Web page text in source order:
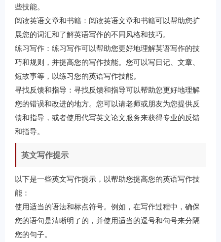
些技能。
阅读英语文章和书籍：阅读英语文章和书籍可以帮助您扩
展您的词汇和了解英语写作的不同风格和技巧。
练习写作：练习写作可以帮助您更好地理解英语写作的技
巧和规则，并提高您的写作技能。您可以写日记、文章、
短故事等，以练习您的英语写作技能。
寻找反馈和指导：寻找反馈和指导可以帮助您更好地理解
您的错误和改进的地方。您可以请老师或朋友为您提供反
馈和指导，或者使用代写英文论文服务来获得专业的反馈
和指导。
英文写作提示
以下是一些英文写作提示，以帮助您提高您的英语写作技
能：
使用适当的语法和标点符号。例如，在写作过程中，确保
您的语句是清晰明了的，并使用适当的逗号和句号来分隔
您的句子。